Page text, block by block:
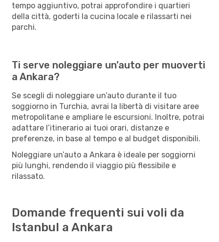
tempo aggiuntivo, potrai approfondire i quartieri
della città, goderti la cucina locale e rilassarti nei
parchi.
Ti serve noleggiare un’auto per muoverti
a Ankara?
Se scegli di noleggiare un’auto durante il tuo
soggiorno in Turchia, avrai la libertà di visitare aree
metropolitane e ampliare le escursioni. Inoltre, potrai
adattare l’itinerario ai tuoi orari, distanze e
preferenze, in base al tempo e al budget disponibili.
Noleggiare un’auto a Ankara è ideale per soggiorni
più lunghi, rendendo il viaggio più flessibile e
rilassato.
Domande frequenti sui voli da
Istanbul a Ankara